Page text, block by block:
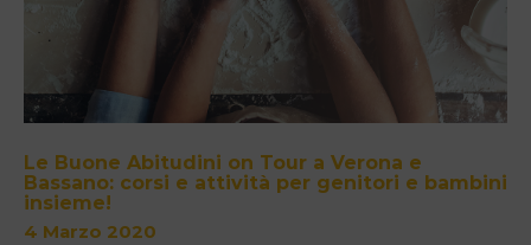
Le Buone Abitudini on Tour a Verona e
Bassano: corsi e attività per genitori e bambini
insieme!
4 Marzo 2020